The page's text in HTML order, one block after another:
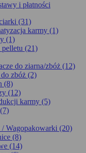
i płatności
(31)
karmy (1)
(1)
(21)
do ziarna/zbóż (12)
zbóż (2)
(8)
(12)
karmy (5)
Wagopakowarki (20)
(8)
(14)